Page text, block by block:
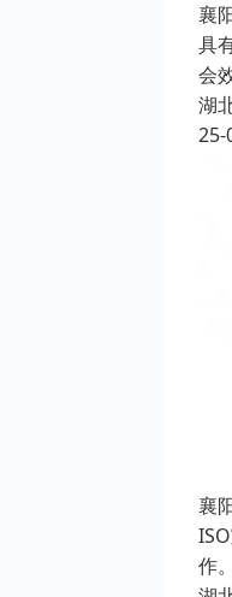
襄
具
会
湖
25-
襄
作